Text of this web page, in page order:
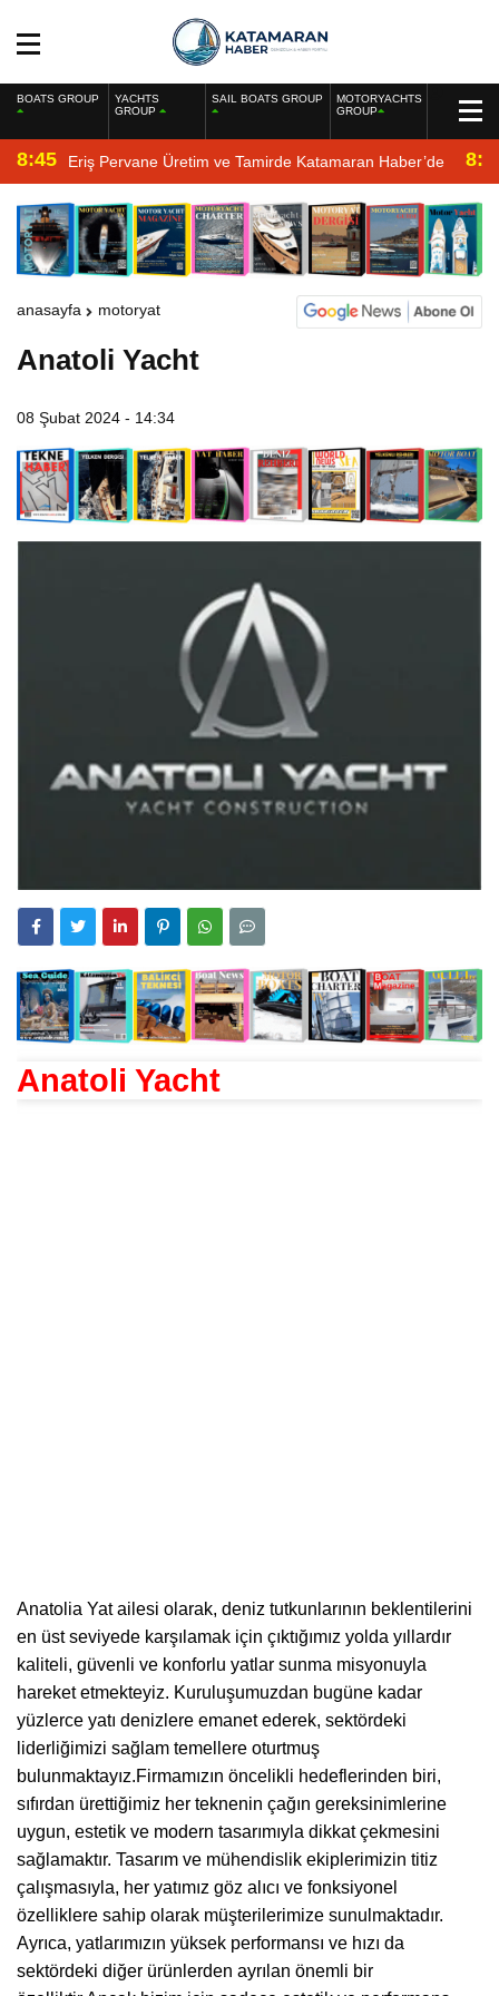
BOATS GROUP
YACHTS
GROUP
SAIL BOATS GROUP
MOTORYACHTS
GROUP
8:45 Eriş Pervane Üretim ve Tamirde Katamaran Haber’de
anasayfa motoryat
Anatoli Yacht
08 Şubat 2024 - 14:34
Anatoli Yacht
Anatolia Yat ailesi olarak, deniz tutkunlarının beklentilerini
en üst seviyede karşılamak için çıktığımız yolda yıllardır
kaliteli, güvenli ve konforlu yatlar sunma misyonuyla
hareket etmekteyiz. Kuruluşumuzdan bugüne kadar
yüzlerce yatı denizlere emanet ederek, sektördeki
liderliğimizi sağlam temellere oturtmuş
bulunmaktayız.Firmamızın öncelikli hedeflerinden biri,
sıfırdan ürettiğimiz her teknenin çağın gereksinimlerine
uygun, estetik ve modern tasarımıyla dikkat çekmesini
sağlamaktır. Tasarım ve mühendislik ekiplerimizin titiz
çalışmasıyla, her yatımız göz alıcı ve fonksiyonel
özelliklere sahip olarak müşterilerimize sunulmaktadır.
Ayrıca, yatlarımızın yüksek performansı ve hızı da
sektördeki diğer ürünlerden ayrılan önemli bir